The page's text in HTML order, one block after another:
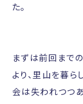
た。
まずは前回まで
より、里山を暮
会は失われつつ